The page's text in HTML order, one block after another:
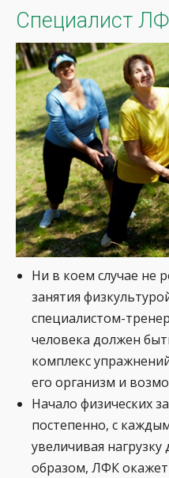
Специалист
Ни в коем случае не
занятия
специалистом-
человека должен
комплекс
его организм и
Начало физических
постепенно, с
увеличивая
образом, ЛФК